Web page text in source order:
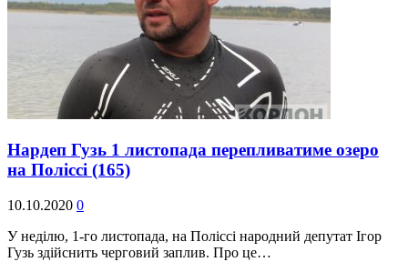
Нардеп Гузь 1 листопада перепливатиме озеро
на Поліссі (165)
10.10.2020 0
У неділю, 1-го листопада, на Поліссі народний депутат Ігор
Гузь здійснить черговий заплив. Про це…